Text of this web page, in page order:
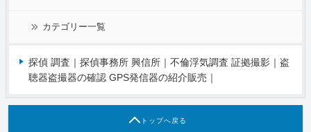
カテゴリー一覧
探偵 調査｜探偵事務所 興信所｜不倫浮気調査 証拠撮影｜盗
聴器盗撮器の確認 GPS発信器の紹介販売｜
トップへ戻る